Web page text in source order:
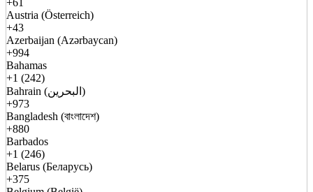
+61
Austria (Österreich)
+43
Azerbaijan (Azərbaycan)
+994
Bahamas
+1 (242)
Bahrain (البحرين)
+973
Bangladesh (বাংলাদেশ)
+880
Barbados
+1 (246)
Belarus (Беларусь)
+375